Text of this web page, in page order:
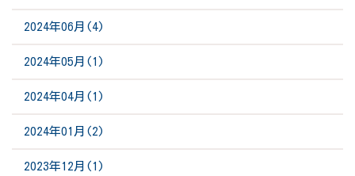
2024年06月(4)
2024年05月(1)
2024年04月(1)
2024年01月(2)
2023年12月(1)